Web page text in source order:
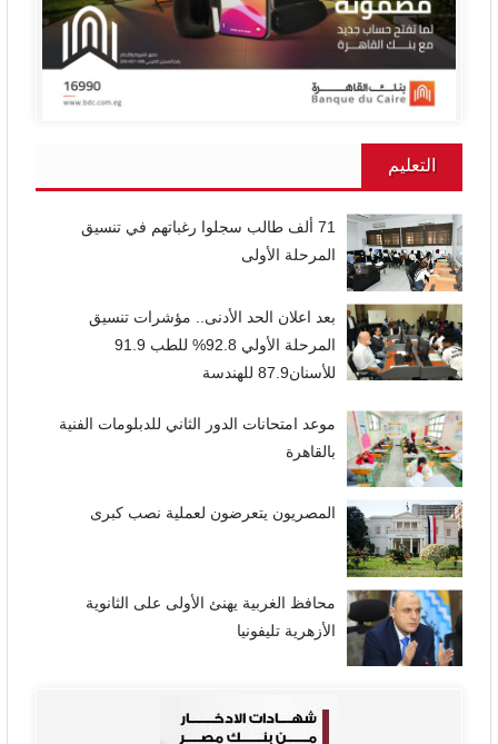
التعليم
71 ألف طالب سجلوا رغباتهم في تنسيق
المرحلة الأولى
بعد اعلان الحد الأدنى.. مؤشرات تنسيق
المرحلة الأولي 92.8% للطب 91.9
للأسنان87.9 للهندسة
موعد امتحانات الدور الثاني للدبلومات الفنية
بالقاهرة
المصريون يتعرضون لعملية نصب كبرى
محافظ الغربية يهنئ الأولى على الثانوية
الأزهرية تليفونيا